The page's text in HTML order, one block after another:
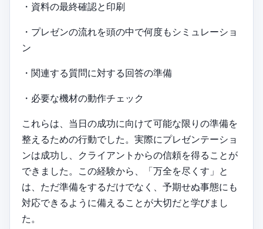
・資料の最終確認と印刷
・プレゼンの流れを頭の中で何度もシミュレーショ
ン
・関連する質問に対する回答の準備
・必要な機材の動作チェック
これらは、当日の成功に向けて可能な限りの準備を
整えるための行動でした。実際にプレゼンテーショ
ンは成功し、クライアントからの信頼を得ることが
できました。この経験から、「万全を尽くす」と
は、ただ準備をするだけでなく、予期せぬ事態にも
対応できるように備えることが大切だと学びまし
た。